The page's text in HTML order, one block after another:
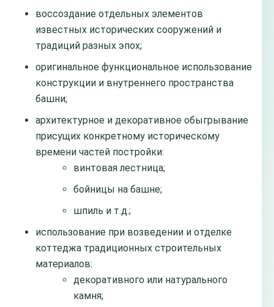
воссоздание отдельных элементов
известных исторических сооружений и
традиций разных эпох;
оригинальное функциональное использование
конструкции и внутреннего пространства
башни;
архитектурное и декоративное обыгрывание
присущих конкретному историческому
времени частей постройки:
винтовая лестница;
бойницы на башне;
шпиль и т.д.;
использование при возведении и отделке
коттеджа традиционных строительных
материалов:
декоративного или натурального
камня;